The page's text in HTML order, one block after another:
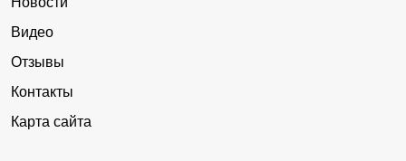
Видео
Отзывы
Контакты
Карта сайта